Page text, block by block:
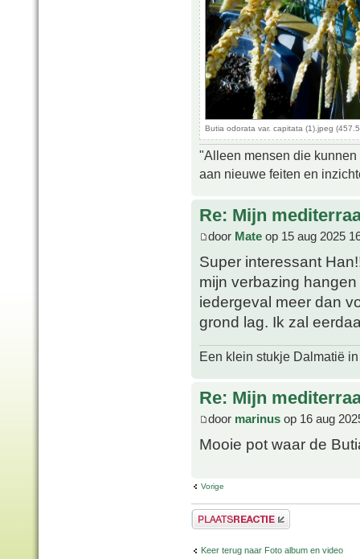
Butia odorata var. capitata (1).jpeg
"Alleen mensen die
aan nieuwe feiten en
Re: Mijn
door Mate op 15 aug 2025
Super interessant
mijn verbazing
iedergeval meer dan
grond lag. Ik zal
Een klein stukje Dalmatië
Re: Mijn
door marinus op 16 aug
Mooie pot waar de
Vorige
Plaats een reactie
Keer terug naar Foto album en video